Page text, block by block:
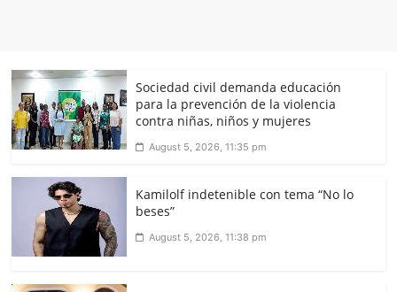
Sociedad civil demanda educación
para la prevención de la violencia
contra niñas, niños y mujeres
August 5, 2026, 11:35 pm
Kamilolf indetenible con tema “No lo
beses”
August 5, 2026, 11:38 pm